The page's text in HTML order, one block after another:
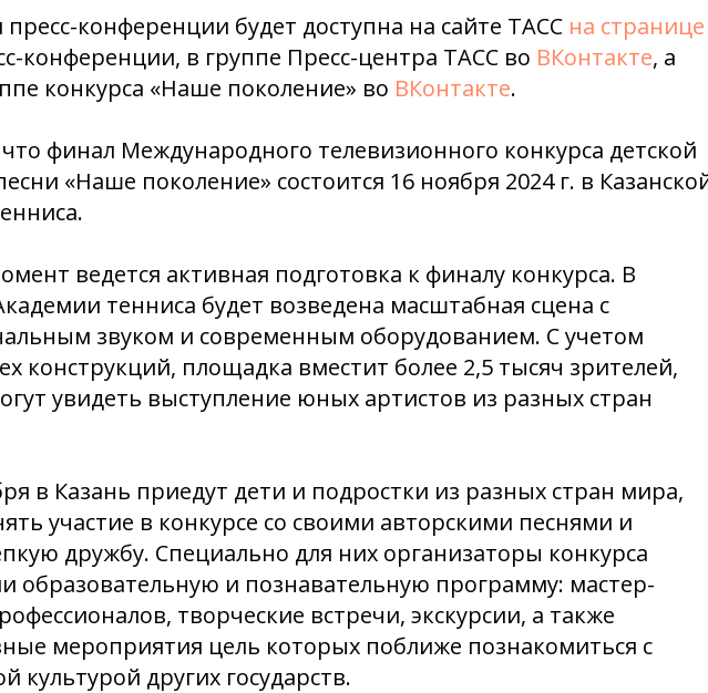
пресс-конференции будет доступна на сайте ТАСС на странице
конференции, в группе Пресс-центра ТАСС во ВКонтакте, а
конкурса «Наше поколение» во ВКонтакте.
финал Международного телевизионного конкурса детской
«Наше поколение» состоится 16 ноября 2024 г. в
ведется активная подготовка к финалу конкурса. В
тенниса будет возведена масштабная сцена с
звуком и современным оборудованием. С учетом
конструкций, площадка вместит более 2,5 тысяч зрителей,
увидеть выступление юных артистов из разных стран
в Казань приедут дети и подростки из разных стран мира,
участие в конкурсе со своими авторскими песнями и
дружбу. Специально для них организаторы конкурса
образовательную и познавательную программу: мастер-
творческие встречи, экскурсии, а также
мероприятия цель которых поближе познакомиться с
культурой других государств.